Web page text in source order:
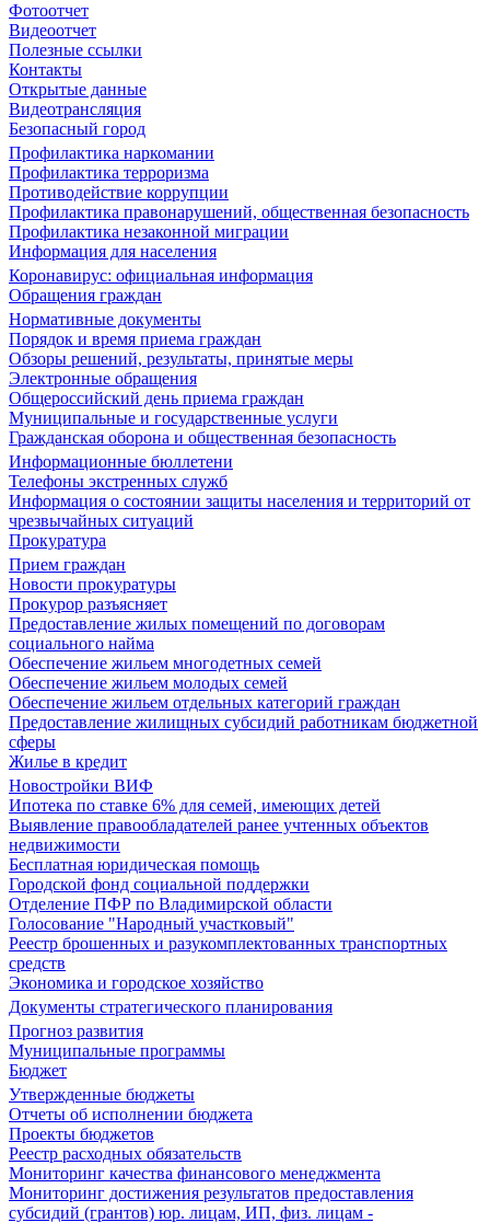
Фотоотчет
Видеоотчет
Полезные ссылки
Контакты
Открытые данные
Видеотрансляция
Безопасный город
Профилактика наркомании
Профилактика терроризма
Противодействие коррупции
Профилактика правонарушений, общественная безопасность
Профилактика незаконной миграции
Информация для населения
Коронавирус: официальная информация
Обращения граждан
Нормативные документы
Порядок и время приема граждан
Обзоры решений, результаты, принятые меры
Электронные обращения
Общероссийский день приема граждан
Муниципальные и государственные услуги
Гражданская оборона и общественная безопасность
Информационные бюллетени
Телефоны экстренных служб
Информация о состоянии защиты населения и территорий от
чрезвычайных ситуаций
Прокуратура
Прием граждан
Новости прокуратуры
Прокурор разъясняет
Предоставление жилых помещений по договорам
социального найма
Обеспечение жильем многодетных семей
Обеспечение жильем молодых семей
Обеспечение жильем отдельных категорий граждан
Предоставление жилищных субсидий работникам бюджетной
сферы
Жилье в кредит
Новостройки ВИФ
Ипотека по ставке 6% для семей, имеющих детей
Выявление правообладателей ранее учтенных объектов
недвижимости
Бесплатная юридическая помощь
Городской фонд социальной поддержки
Отделение ПФР по Владимирской области
Голосование "Народный участковый"
Реестр брошенных и разукомплектованных транспортных
средств
Экономика и городское хозяйство
Документы стратегического планирования
Прогноз развития
Муниципальные программы
Бюджет
Утвержденные бюджеты
Отчеты об исполнении бюджета
Проекты бюджетов
Реестр расходных обязательств
Мониторинг качества финансового менеджмента
Мониторинг достижения результатов предоставления
субсидий (грантов) юр. лицам, ИП, физ. лицам -